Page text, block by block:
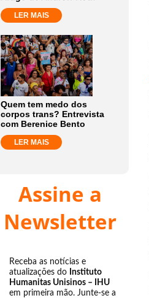
LER MAIS
Quem tem medo dos
corpos trans? Entrevista
com Berenice Bento
LER MAIS
Assine a
Newsletter
Receba as notícias e
atualizações do Instituto
Humanitas Unisinos – IHU
em primeira mão. Junte-se a